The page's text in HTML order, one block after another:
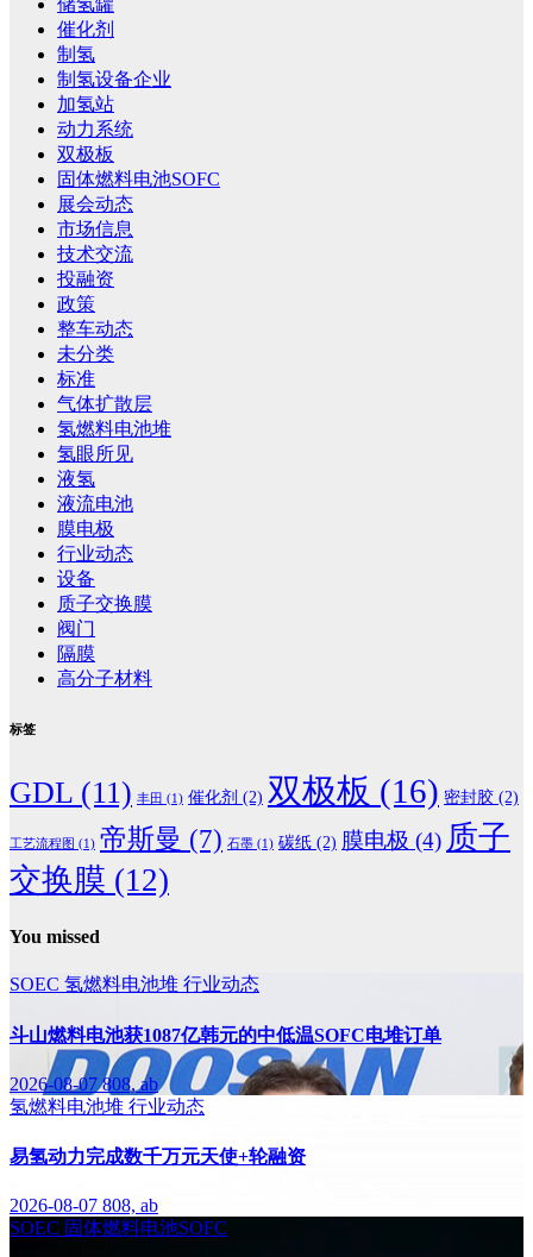
催化剂
制氢
制氢设备企业
加氢站
动力系统
双极板
固体燃料电池SOFC
展会动态
市场信息
技术交流
投融资
政策
整车动态
未分类
标准
气体扩散层
氢燃料电池堆
氢眼所见
液氢
液流电池
膜电极
行业动态
设备
质子交换膜
阀门
隔膜
高分子材料
标签
GDL (11) 丰田 (1) 催化剂 (2) 双极板 (16) 密封胶 (2)
工艺流程图 (1) 帝斯曼 (7) 石墨 (1) 碳纸 (2) 膜电极 (4) 质子
交换膜 (12)
You missed
SOEC 氢燃料电池堆 行业动态
斗山燃料电池获1087亿韩元的中低温SOFC电堆订单
2026-08-07808, ab
氢燃料电池堆 行业动态
易氢动力完成数千万元天使+轮融资
2026-08-07 808, ab
SOEC 固体燃料电池SOFC